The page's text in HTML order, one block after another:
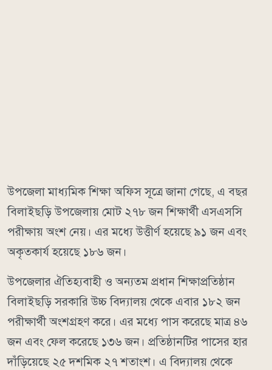
উপজেলা মাধ্যমিক শিক্ষা অফিস সূত্রে জানা গেছে, এ বছর
বিলাইছড়ি উপজেলায় মোট ২৭৮ জন শিক্ষার্থী এসএসসি
পরীক্ষায় অংশ নেয়। এর মধ্যে উত্তীর্ণ হয়েছে ৯১ জন এবং
অকৃতকার্য হয়েছে ১৮৬ জন।
উপজেলার ঐতিহ্যবাহী ও অন্যতম প্রধান শিক্ষাপ্রতিষ্ঠান
বিলাইছড়ি সরকারি উচ্চ বিদ্যালয় থেকে এবার ১৮২ জন
পরীক্ষার্থী অংশগ্রহণ করে। এর মধ্যে পাস করেছে মাত্র ৪৬
জন এবং ফেল করেছে ১৩৬ জন। প্রতিষ্ঠানটির পাসের হার
দাঁড়িয়েছে ২৫ দশমিক ২৭ শতাংশ। এ বিদ্যালয় থেকে